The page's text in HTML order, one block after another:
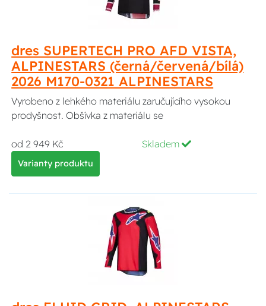
dres SUPERTECH PRO AFD VISTA,
ALPINESTARS (černá/červená/bílá)
2026 M170-0321 ALPINESTARS
Vyrobeno z lehkého materiálu zaručujícího vysokou
prodyšnost. Obšívka z materiálu se
od 2 949 Kč Skladem
Varianty produktu